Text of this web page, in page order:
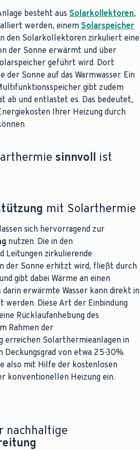
besteht aus Solarkollektoren,
werden, einem Solarspeicher
den Solarkollektoren zirkuliert eine
der Sonne erwärmt und über
geführt wird. Dort
der Sonne auf das Warmwasser. Ein
gibt zudem
ab und entlastet es. Das bedeutet,
Ihrer Heizung durch
sinnvoll ist
mit Solarthermie
lassen sich hervorragend zur
nutzen. Die in den
Leitungen zirkulierende
der Sonne erhitzt wird, fließt durch
gibt dabei Wärme an einen
darin erwärmte Wasser kann direkt in
werden. Diese Art der Einbindung
Rücklaufanhebung des
Rahmen der
erreichen Solarthermieanlagen in
Deckungsgrad von etwa 25-30%.
also mit Hilfe der kostenlosen
konventionellen Heizung ein.
nachhaltige